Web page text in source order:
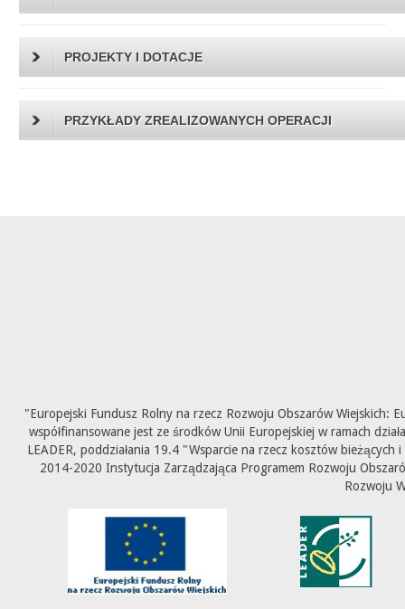
PROJEKTY I DOTACJE
PRZYKŁADY ZREALIZOWANYCH OPERACJI
"Europejski Fundusz Rolny na rzecz Rozwoju Obszarów Wiejskich:
współfinansowane jest ze środków Unii Europejskiej w ramach
LEADER, poddziałania 19.4 "Wsparcie na rzecz kosztów
2014-2020 Instytucja Zarządzająca Programem Rozwoju
Rozwoju